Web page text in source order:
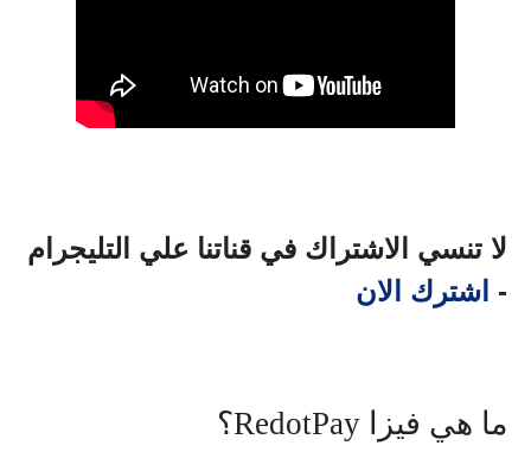
لا تنسي الاشتراك في قناتنا علي التليجرام
- اشترك الان
ما هي فيزا RedotPay؟